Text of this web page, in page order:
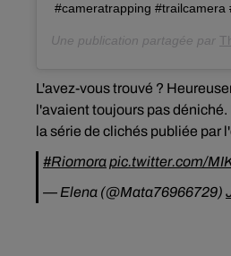
#cameratrapping #trailcamera
Une publication partagée par
L'avez-vous trouvé ?
l'avaient toujours pas
la série de clichés publiée par
#Riomorapic.twitter.com/
— Elena (@Mata76966729)